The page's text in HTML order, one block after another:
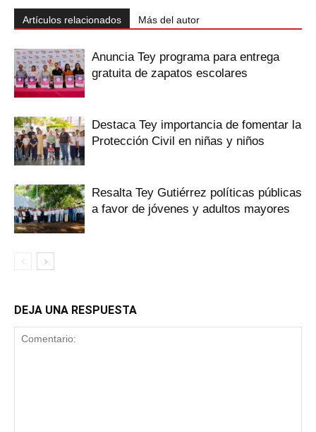
Artículos relacionados Más del autor
‎Anuncia Tey programa para entrega
gratuita de zapatos escolares
Destaca Tey importancia de fomentar ‎la
Protección Civil en niñas y niños
Resalta Tey Gutiérrez políticas públicas
‎a favor de jóvenes y adultos mayores
DEJA UNA RESPUESTA